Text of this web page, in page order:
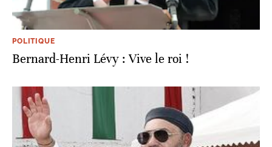
POLITIQUE
Bernard-Henri Lévy : Vive le roi !